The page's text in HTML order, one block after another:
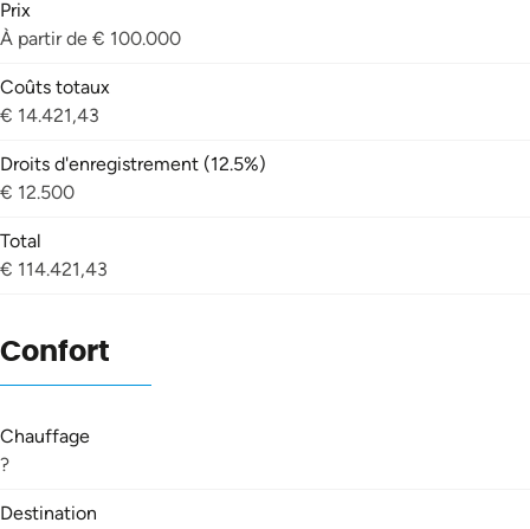
Prix
À partir de € 100.000
Coûts totaux
€ 14.421,43
Droits d'enregistrement (12.5%)
€ 12.500
Total
€ 114.421,43
Confort
Chauffage
?
Destination